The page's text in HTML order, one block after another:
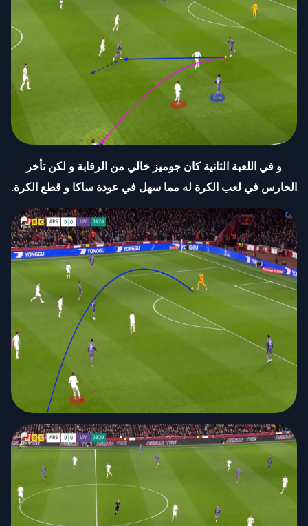
و في اللعبة الثانية كان جوميز خالي من الرقابة و لكن تأخر
الحارس في لعب الكرة له مما سهل في عودة ساكا و قطع الكرة.